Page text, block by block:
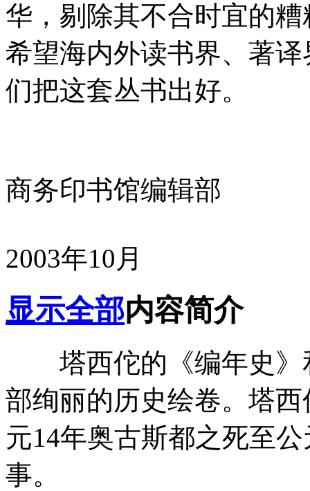
华，剔除其不合时宜的
希望海内外读书界、著
们把这套丛书出好。
商务印书馆编辑部
2003年10月
显示全部内容简介
塔西佗的《编年史》
部绚丽的历史绘卷。塔
元14年奥古斯都之死至
事。